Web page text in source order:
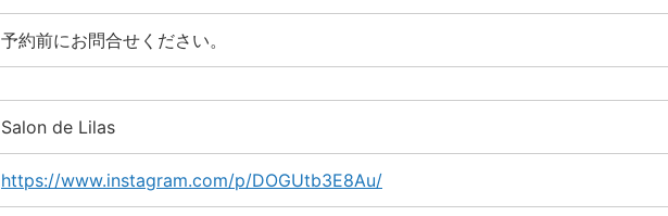
予約前にお問合せください。
Salon de Lilas
https://www.instagram.com/p/DOGUtb3E8Au/